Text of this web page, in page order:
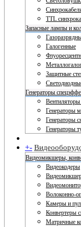
TTL
Запасные лампы и
Галогенные
Защитные
Генераторы
Вентиляторы
Генераторы
Генераторы
Генераторы
+-
Видеомикшеры,
Видеокодеры
Волоконно-
Камеры и
Конвертеры
Матричные